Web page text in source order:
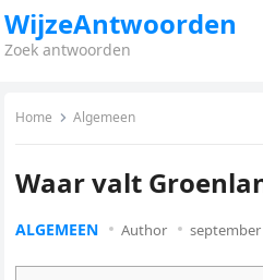
WijzeAntwoorden
Zoek antwoorden
Home Algemeen
Waar valt
ALGEMEEN Author september